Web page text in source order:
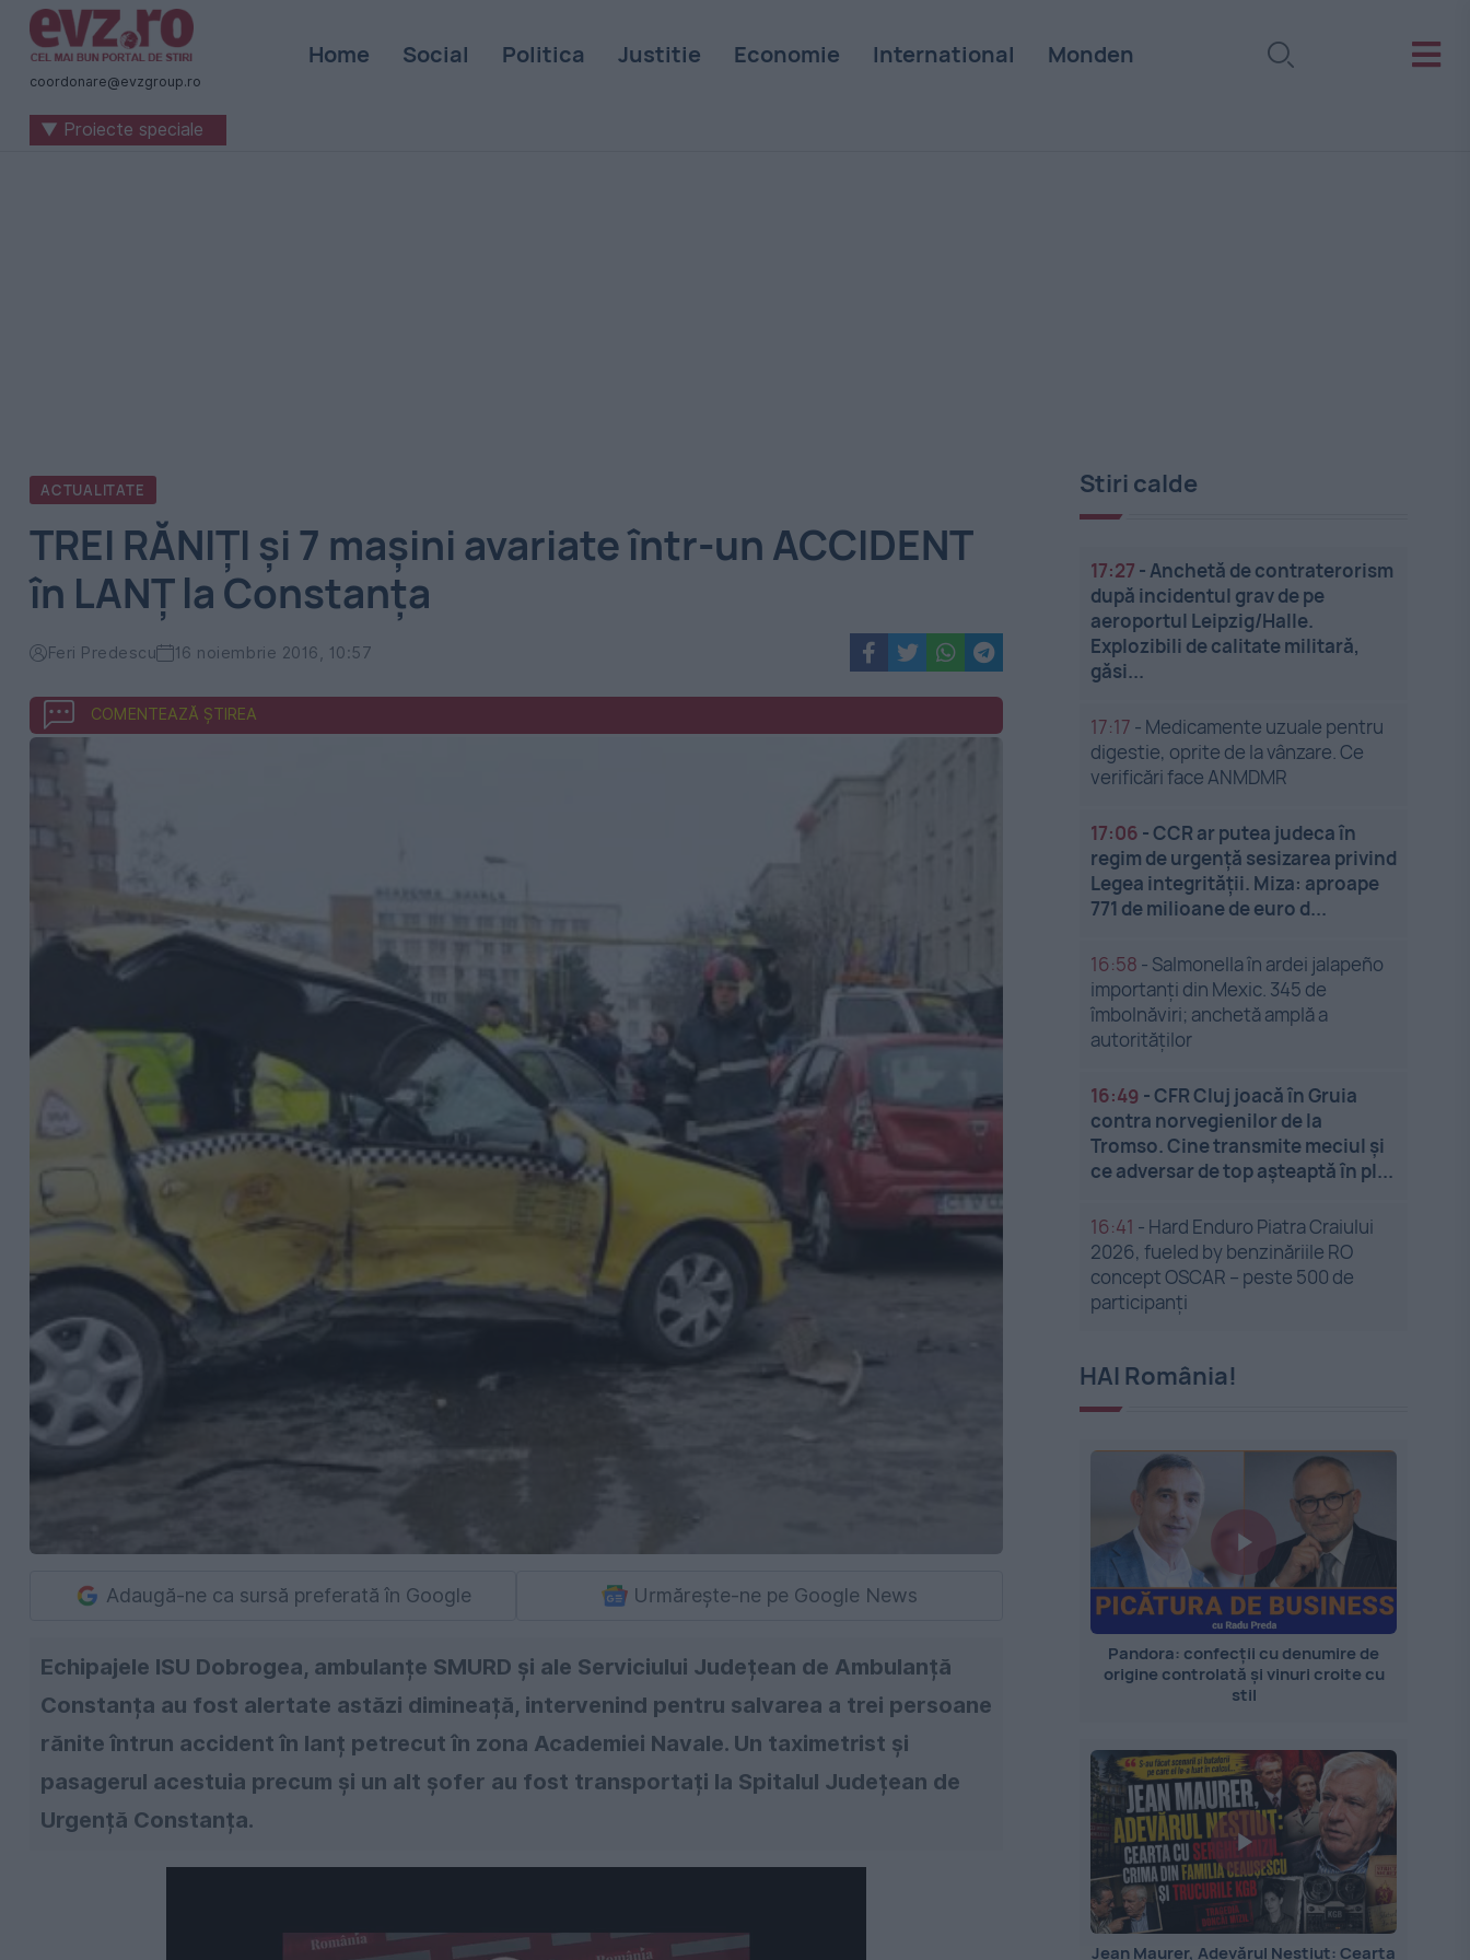
Știri
naționale
internaționale
coordonare@evzgroup.ro
Home Social Politica Justitie Economie International Monden
▼ Proiecte speciale
ACTUALITATE
TREI RĂNIȚI și 7 mașini avariate într-un ACCIDENT
în LANȚ la Constanța
Feri Predescu 16 noiembrie 2016, 10:57
COMENTEAZĂ ȘTIREA
Adaugă-ne ca sursă preferată în Google Urmărește-ne pe Google News
Echipajele ISU Dobrogea, ambulanțe SMURD și ale Serviciului Județean de Ambulanță
Constanța au fost alertate astăzi dimineață, intervenind pentru salvarea a trei persoane
rănite întrun accident în lanț petrecut în zona Academiei Navale. Un taximetrist și
pasagerul acestuia precum și un alt șofer au fost transportați la Spitalul Județean de
Urgență Constanța.
Stiri calde
17:27 -Anchetă de contraterorism
după incidentul grav de pe
aeroportul Leipzig/Halle.
Explozibili de calitate militară,
găsi...
17:17 - Medicamente uzuale pentru
digestie, oprite de la vânzare. Ce
verificări face ANMDMR
17:06 -CCR ar putea judeca în
regim de urgență sesizarea privind
Legea integrității. Miza: aproape
771 de milioane de euro d...
16:58 - Salmonella în ardei jalapeño
importanți din Mexic. 345 de
îmbolnăviri; anchetă amplă a
autorităților
16:49 -CFR Cluj joacă în Gruia
contra norvegienilor de la
Tromso. Cine transmite meciul și
ce adversar de top așteaptă în pl...
16:41 - Hard Enduro Piatra Craiului
2026, fueled by benzinăriile RO
concept OSCAR – peste 500 de
participanți
HAI România!
Pandora: confecții cu denumire de
origine controlată și vinuri croite cu
stil
Jean Maurer, Adevărul Neștiut: Cearta